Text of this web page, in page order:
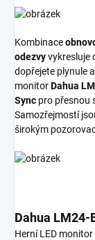
Kombinace
odezvyvykresluje
dopřejete plynule
monitorDahua
Sync pro přesnou
Samozřejmostí
širokým
Dahua LM24-
Herní LED